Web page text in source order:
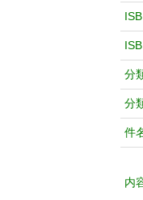
分
分
件
内